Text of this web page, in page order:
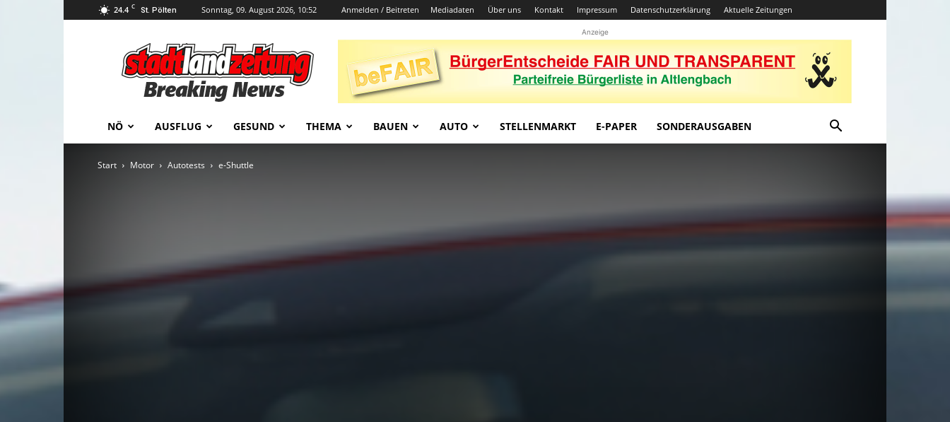
24.4 C St. Pölten Sonntag, 09. August 2026, 10:52 Anmelden / Beitreten Mediadaten Über uns Kontakt Impressum Datenschutzerklärung Aktuelle Zeitungen
stadtlandzeitung
Anzeige
NÖ AUSFLUG GESUND THEMA BAUEN AUTO STELLENMARKT E-PAPER SONDERAUSGABEN
Start Motor Autotests e-Shuttle